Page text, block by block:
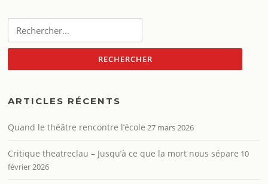
ARTICLES RÉCENTS
Quand le théâtre rencontre l’école 27 mars 2026
Critique theatreclau – Jusqu’à ce que la mort nous sépare 10
février 2026